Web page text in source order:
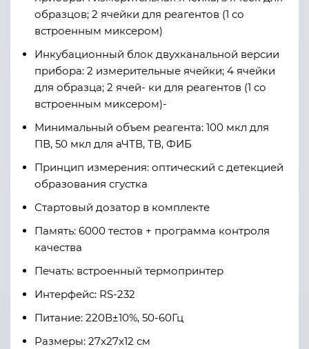
образцов; 2 ячейки для реагентов (1 со
встроенным миксером)
Инкубационный блок двухканальной версии
прибора: 2 измерительные ячейки; 4 ячейки
для образца; 2 ячей- ки для реагентов (1 со
встроенным миксером)-
Минимальный объем реагента: 100 мкл для
ПВ, 50 мкл для аЧТВ, ТВ, ФИБ
Принцип измерения: оптический с детекцией
образования сгустка
Стартовый дозатор в комплекте
Память: 6000 тестов + программа контроля
качества
Печать: встроенный термопринтер
Интерфейс: RS-232
Питание: 220В±10%, 50-60Гц
Размеры: 27x27x12 см